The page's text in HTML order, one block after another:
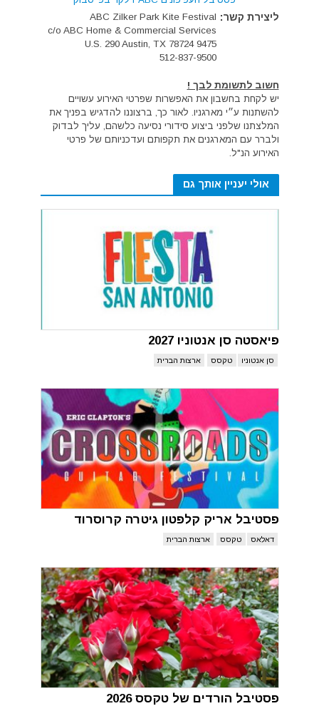
ליצירת קשר: ABC Zilker Park Kite Festival
c/o ABC Home & Commercial Services
9475 U.S. 290 Austin, TX 78724
512-837-9500
חשוב לתשומת לבך !
יש לקחת בחשבון את האפשרות שפרטי האירוע עשויים
להשתנות ע״י מארגניו. לאור כך, ברצוננו להדגיש בפניך את
המלצתנו שלפני ביצוע סידורי נסיעה כלשהם, עליך לבדוק
ולברר עם המארגנים את תקפותם ועדכניותם של פרטי
האירוע הנ"ל.
אולי יעניין אותך גם
פיאסטה סן אנטוניו 2027
סן אנטוניו טקסס ארצות הברית
פסטיבל אריק קלפטון גיטרה קרוסרוד
דאלאס טקסס ארצות הברית
פסטיבל הורדים של טקסס 2026